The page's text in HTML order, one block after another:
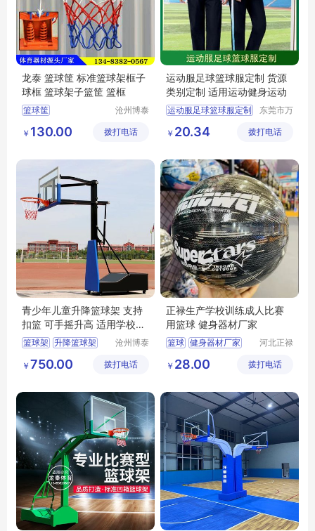
龙泰 篮球筐 标准篮球架框子
球框 篮球架子篮筐 篮框
篮球筐
沧州博泰
有限公司
￥ 130.00 拨打电话
运动服足球篮球服定制 货源
类别定制 适用运动健身运动
运动服足球篮球服定制
东莞市万
衣厂
￥ 20.34 拨打电话
青少年儿童升降篮球架 支持
扣篮 可手摇升高 适用学校公
园广场培训馆
篮球架 升降篮球架
儿童篮球架
沧州博泰
有限公司
￥ 750.00 拨打电话
正禄生产学校训练成人比赛
用篮球 健身器材厂家
篮球 健身器材厂家
成人比赛用篮球
河北正禄
制造有限
￥ 28.00 拨打电话